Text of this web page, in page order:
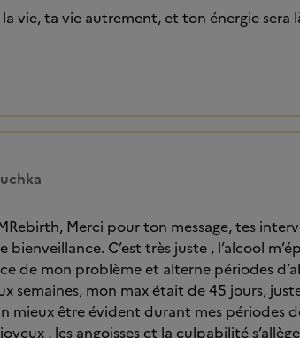
vie, ta vie autrement, et ton énergie sera
Merci pour ton message, tes
bienveillance. C’est très juste , l’alcool
de mon problème et alterne périodes
semaines, mon max était de 45 jours,
mieux être évident durant mes périodes
, les angoisses et la culpabilité